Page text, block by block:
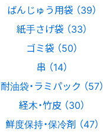
ばんじゅう用袋 （39）
紙手さげ袋 （33）
ゴミ袋 （50）
串 （14）
耐油袋・ラミパック （57）
経木・竹皮 （30）
鮮度保持・保冷剤 （47）